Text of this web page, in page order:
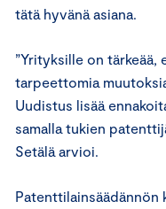
tätä hyvänä asiana.
”Yrityksille on tärkeää,
tarpeettomia
Uudistus lisää
samalla tukien
Setälä arvioi.
Patenttilainsäädännön